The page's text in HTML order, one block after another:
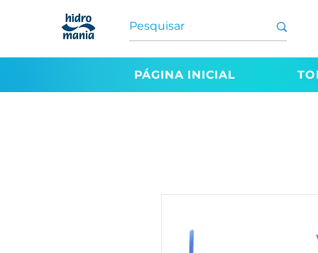
PÁGINA INICIAL